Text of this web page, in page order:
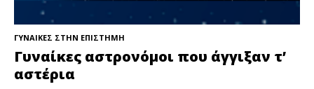
ΓΥΝΑΙΚΕΣ ΣΤΗΝ ΕΠΙΣΤΗΜΗ
Γυναίκες αστρονόμοι που άγγιξαν τ’
αστέρια